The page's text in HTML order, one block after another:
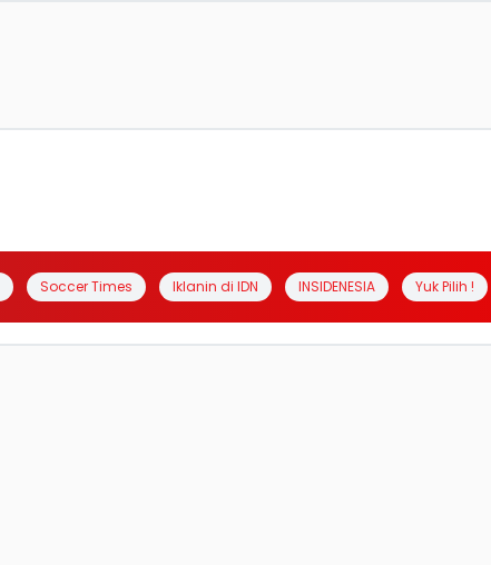
Soccer Times Iklanin di IDN INSIDENESIA Yuk Pilih !